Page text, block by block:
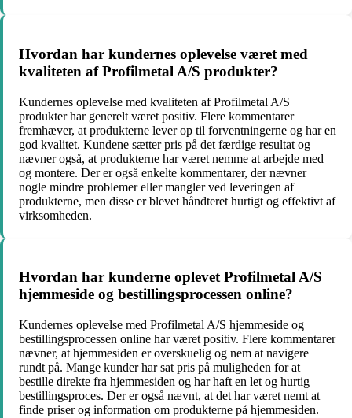
Hvordan har kundernes oplevelse været med
kvaliteten af Profilmetal A/S produkter?
Kundernes oplevelse med kvaliteten af Profilmetal A/S
produkter har generelt været positiv. Flere kommentarer
fremhæver, at produkterne lever op til forventningerne og har en
god kvalitet. Kundene sætter pris på det færdige resultat og
nævner også, at produkterne har været nemme at arbejde med
og montere. Der er også enkelte kommentarer, der nævner
nogle mindre problemer eller mangler ved leveringen af
produkterne, men disse er blevet håndteret hurtigt og effektivt af
virksomheden.
Hvordan har kunderne oplevet Profilmetal A/S
hjemmeside og bestillingsprocessen online?
Kundernes oplevelse med Profilmetal A/S hjemmeside og
bestillingsprocessen online har været positiv. Flere kommentarer
nævner, at hjemmesiden er overskuelig og nem at navigere
rundt på. Mange kunder har sat pris på muligheden for at
bestille direkte fra hjemmesiden og har haft en let og hurtig
bestillingsproces. Der er også nævnt, at det har været nemt at
finde priser og information om produkterne på hjemmesiden.